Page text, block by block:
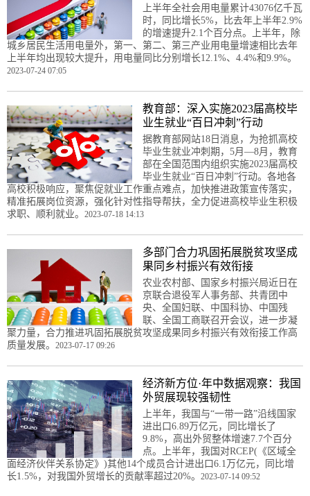
上半年全社会用电量累计43076亿千瓦
时，同比增长5%，比去年上半年2.9%
的增速提升2.1个百分点。上半年，除
城乡居民生活用电量外，第一、第二、第三产业用电量增速相比去年
上半年均出现较大提升，用电量同比分别增长12.1%、4.4%和9.9%。
2023-07-24 07:05
教育部：深入实施2023届高校毕
业生就业“百日冲刺”行动
据教育部网站18日消息，为抢抓高校
毕业生就业冲刺期，5月—8月，教育
部在全国范围内组织实施2023届高校
毕业生就业“百日冲刺”行动。各地各
高校积极响应，聚焦促就业工作重点难点，加快推进政策宣传落实，
精准拓展岗位资源，强化针对性指导帮扶，全力促进高校毕业生积极
求职、顺利就业。 2023-07-18 14:13
多部门合力巩固拓展脱贫攻坚成
果同乡村振兴有效衔接
农业农村部、国家乡村振兴局近日在
京联合退役军人事务部、共青团中
央、全国妇联、中国科协、中国残
联、全国工商联召开会议，进一步凝
聚力量，合力推进巩固拓展脱贫攻坚成果同乡村振兴有效衔接工作高
质量发展。 2023-07-17 09:26
经济新方位·年中数据观察：我国
外贸展现较强韧性
上半年，我国与“一带一路”沿线国家
进出口6.89万亿元，同比增长了
9.8%，高出外贸整体增速7.7个百分
点。上半年，我国对RCEP(《区域全
面经济伙伴关系协定》)其他14个成员合计进出口6.1万亿元，同比增
长1.5%，对我国外贸增长的贡献率超过20%。 2023-07-14 09:52